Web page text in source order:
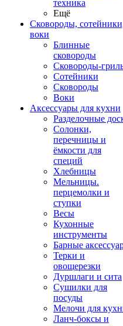
техника
Ещё
Сковороды,
воки
Блинные
сковороды
Сковороды-
Сотейники
Сковороды
Воки
Аксессуары для кухни
Разделочные
Солонки,
перечницы и
ёмкости для
специй
Хлебницы
Мельницы.
перцемолки и
ступки
Весы
Кухонные
инструменты
Барные
Терки и
овощерезки
Дуршлаги и сита
Сушилки для
посуды
Мелочи для
Ланч-боксы и